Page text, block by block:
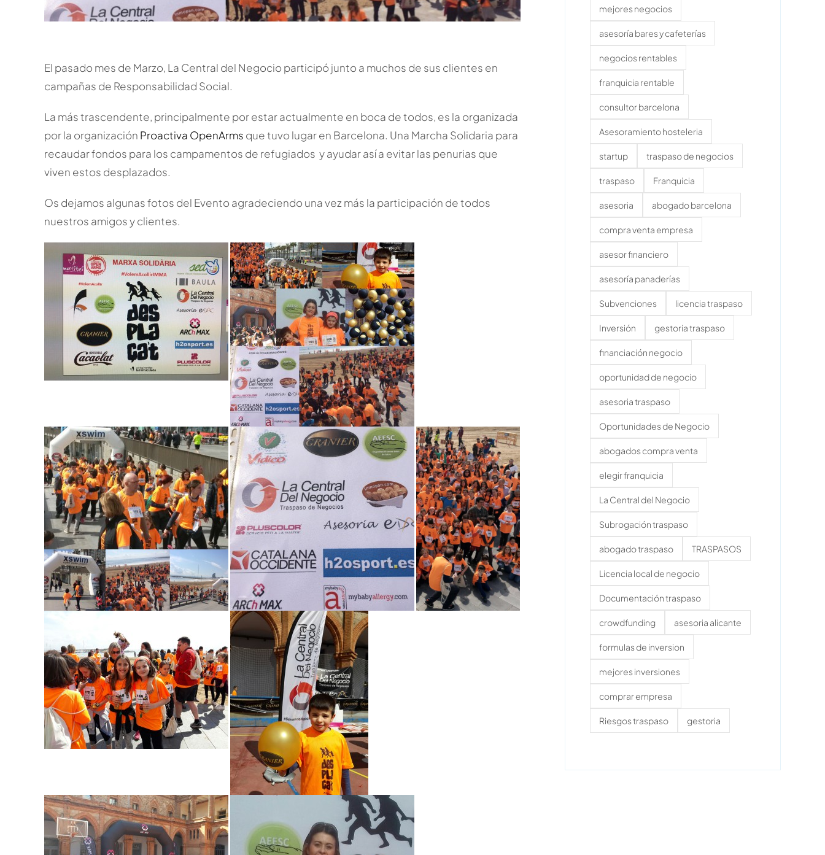
El pasado mes de Marzo, La Central del Negocio participó junto a muchos de sus clientes en
campañas de Responsabilidad Social.
La más trascendente, principalmente por estar actualmente en boca de todos, es la organizada
por la organización Proactiva OpenArms que tuvo lugar en Barcelona. Una Marcha Solidaria para
recaudar fondos para los campamentos de refugiados y ayudar así a evitar las penurias que
viven estos desplazados.
Os dejamos algunas fotos del Evento agradeciendo una vez más la participación de todos
nuestros amigos y clientes.
mejores negocios
asesoría bares y cafeterías
negocios rentables
franquicia rentable
consultor barcelona
Asesoramiento hosteleria
startup traspaso de negocios
traspaso Franquicia
asesoria abogado barcelona
compra venta empresa
asesor financiero
asesoría panaderías
Subvenciones licencia traspaso
Inversión gestoria traspaso
financiación negocio
oportunidad de negocio
asesoria traspaso
Oportunidades de Negocio
abogados compra venta
elegir franquicia
La Central del Negocio
Subrogación traspaso
abogado traspaso TRASPASOS
Licencia local de negocio
Documentación traspaso
crowdfunding asesoria alicante
formulas de inversion
mejores inversiones
comprar empresa
Riesgos traspaso gestoria